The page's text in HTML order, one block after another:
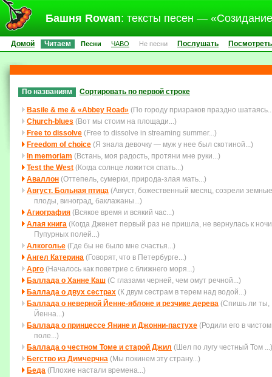
Башня Rowan: тексты песен —
Домой Читаем Песни ЧАВО Не песни Послушать Посмотреть
По названиям Сортировать по первой строке
Basile & me & «Abbey Road» (По городу призраков праздно
Church-blues (Вот мы стоим на площади...)
Free to dissolve (Free to dissolve in streaming summer...)
Freedom of choice (Я знала девочку — муж у нее был скотиной...)
In memoriam (Встань, моя радость, протяни мне руки...)
Test the West (Когда солнце ложится спать...)
Аваллон (Оттепель, сумерки, природа-злая мать...)
Август. Больная птица (Август, божественный месяц, созрели земные
плоды, виноград, баклажаны...)
Агиография (Всякое время и всякий час...)
Алая книга (Когда Дженет первый раз не пришла, не вернулась к
Пупурных полей...)
Алкоголье (Где бы не было мне счастья...)
Ангел Катерина (Говорят, что в Петербурге...)
Арго (Началось как поветрие с ближнего моря...)
Баллада о Ханне Каш (С глазами черней, чем омут речной...)
Баллада о двух сестрах (К двум сестрам в терем над водой...)
Баллада о неверной Йенне-яблоне и резчике дерева (Спишь ли ты,
Йенна...)
Баллада о принцессе Янине и Джонни-пастухе (Родили его в чистом
поле...)
Баллада о честном Томе и старой Джил (Шел по лугу честный Том ...)
Бегство из Димчерчна (Мы покинем эту страну...)
Беда (Плохие настали времена...)